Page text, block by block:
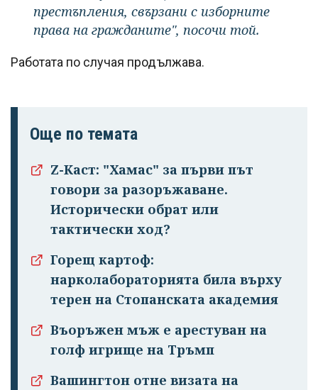
излязохте от
профила си!
престъпления, свързани с изборните
права на гражданите", посочи той.
Работата по случая продължава.
Още по темата
Z-Каст: "Хамас" за първи път
говори за разоръжаване.
Исторически обрат или
тактически ход?
Горещ картоф:
нарколабораторията била върху
терен на Стопанската академия
Въоръжен мъж е арестуван на
голф игрище на Тръмп
Вашингтон отне визата на